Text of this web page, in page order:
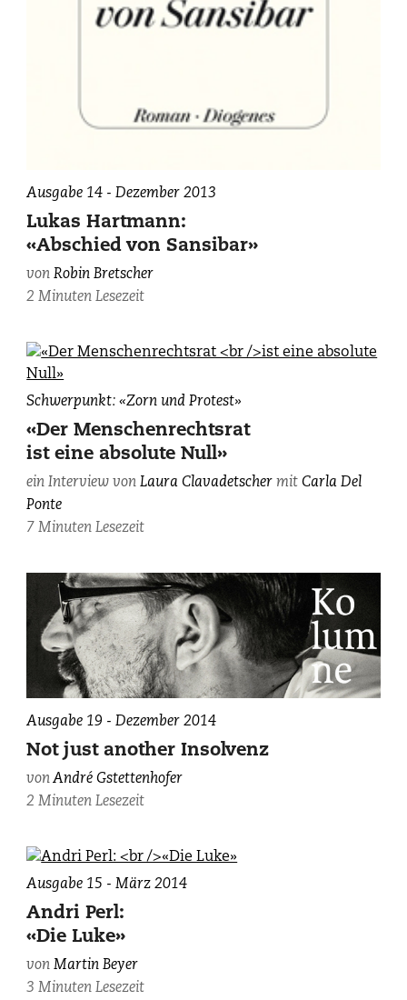
Ausgabe 14 - Dezember 2013
Lukas Hartmann:
«Abschied von Sansibar»
vonRobin Bretscher
2 Minuten Lesezeit
Carla
Ponte,
photographiert
von
Laura
Clavadetscher.
Schwerpunkt: «Zorn und Protest»
«Der Menschenrechtsrat
ist eine absolute Null»
ein Interview vonLaura Clavadetscher mitCarla Del
Ponte
7 Minuten Lesezeit
André
Gstettenhofer,
photographiert
von
Gunnar
Ausgabe 19 - Dezember 2014
Not just another Insolvenz
vonAndré Gstettenhofer
2 Minuten Lesezeit
Ausgabe 15 - März 2014
Andri Perl:
«Die Luke»
vonMartin Beyer
3 Minuten Lesezeit